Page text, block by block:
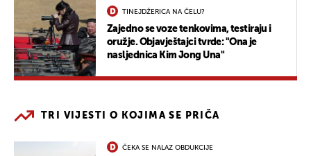
TINEJDŽERICA NA ČELU?
Zajedno se voze tenkovima, testiraju i
oružje. Objavještajci tvrde: "Ona je
nasljednica Kim Jong Una"
TRI VIJESTI O KOJIMA SE PRIČA
ČEKA SE NALAZ OBDUKCIJE